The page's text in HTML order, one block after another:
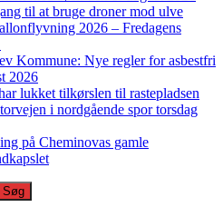
til at bruge droner mod ulve
2026 – Fredagens
Kommune: Nye regler for asbestfri
2026
lukket tilkørslen til rastepladsen
i nordgående spor torsdag
på Cheminovas gamle